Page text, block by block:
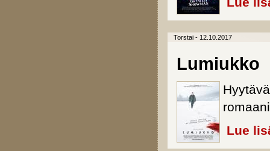
Torstai - 12.10.2017
Lumiukko
Lue